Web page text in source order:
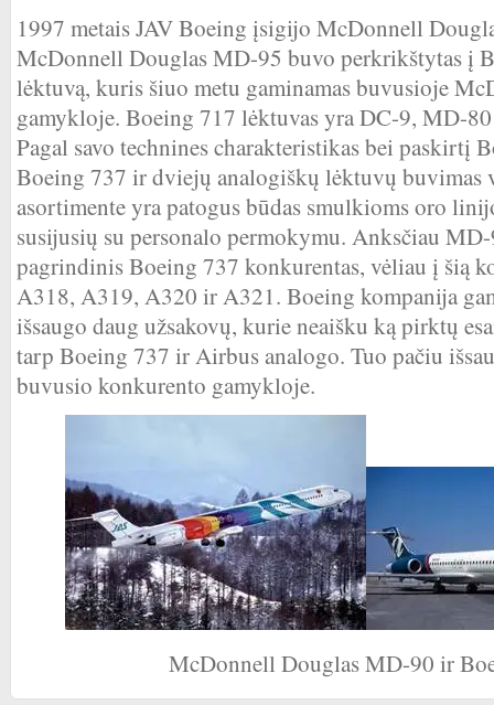
1997 metais JAV Boeing įsigijo McDonnell
McDonnell Douglas MD-95 buvo perkrikštytas į
lėktuvą, kuris šiuo metu gaminamas buvusioje
gamykloje. Boeing 717 lėktuvas yra DC-9, MD-
Pagal savo technines charakteristikas bei paskirtį
Boeing 737 ir dviejų analogiškų lėktuvų buvimas
asortimente yra patogus būdas smulkioms oro
susijusių su personalo permokymu. Anksčiau
pagrindinis Boeing 737 konkurentas, vėliau į šią
A318, A319, A320 ir A321. Boeing kompanija
išsaugo daug užsakovų, kurie neaišku ką pirktų
tarp Boeing 737 ir Airbus analogo. Tuo pačiu
buvusio konkurento gamykloje.
McDonnell Douglas MD-90 ir